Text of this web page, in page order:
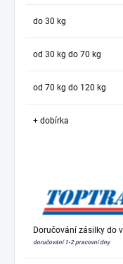
do 30 kg
od 30 kg do 70 kg
od 70 kg do 120 kg
+ dobírka
Doručování zásilky do
doručování 1-2 pracovní dny